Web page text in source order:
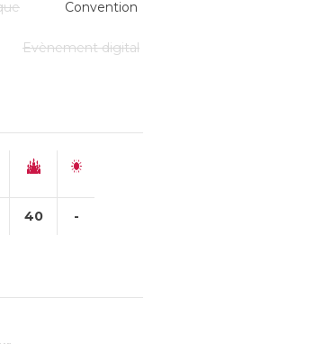
Convention
Evènement digital
40 -